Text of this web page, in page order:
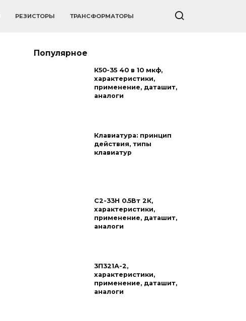
РЕЗИСТОРЫ ТРАНСФОРМАТОРЫ
Популярное
К50-35 40 в 10 мкф,
характеристики,
применение, даташит,
аналоги
Клавиатура: принцип
действия, типы
клавиатур
С2-33Н 0.5Вт 2К,
характеристики,
применение, даташит,
аналоги
3П321А-2,
характеристики,
применение, даташит,
аналоги